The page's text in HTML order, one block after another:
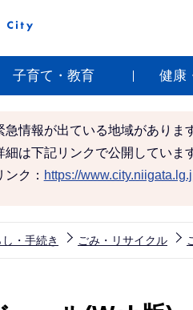
子育て・教育 健康
急情報が出ている地域がありま
細は下記リンクで公開していま
ンク： https://
し・手続き ごみ・リサイクル